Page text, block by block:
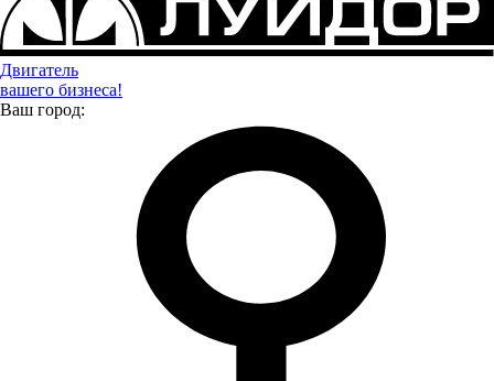
Двигатель
вашего бизнеса!
Ваш город: